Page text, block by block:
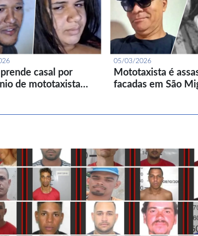
prende casal por
de mototaxista…
05/03/2026
Mototaxista é
facadas em São